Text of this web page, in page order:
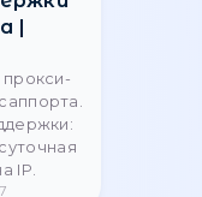
уровень
поддержки
|